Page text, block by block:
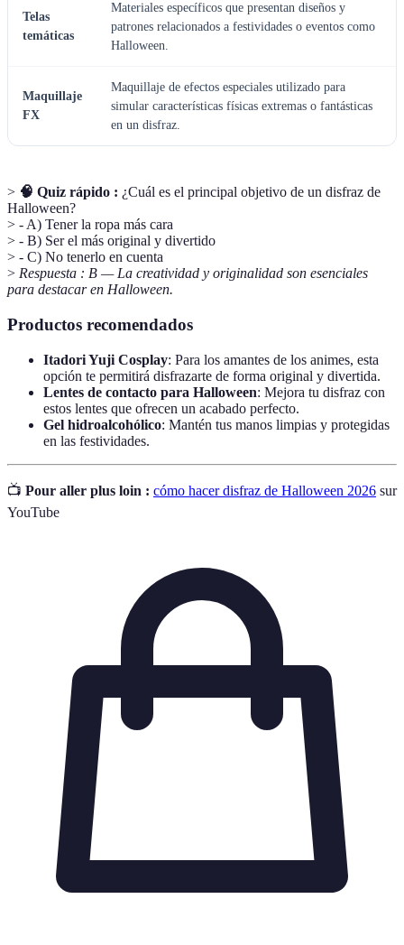
Telas
temáticas
Materiales específicos que presentan diseños y
patrones relacionados a festividades o eventos como
Halloween.
Maquillaje
FX
Maquillaje de efectos especiales utilizado para
simular características físicas extremas o fantásticas
en un disfraz.
> 🧠 Quiz rápido : ¿Cuál es el principal objetivo de un disfraz de
Halloween?
> - A) Tener la ropa más cara
> - B) Ser el más original y divertido
> - C) No tenerlo en cuenta
> Respuesta : B — La creatividad y originalidad son esenciales
para destacar en Halloween.
Productos recomendados
Itadori Yuji Cosplay: Para los amantes de los animes, esta
opción te permitirá disfrazarte de forma original y divertida.
Lentes de contacto para Halloween: Mejora tu disfraz con
estos lentes que ofrecen un acabado perfecto.
Gel hidroalcohólico: Mantén tus manos limpias y protegidas
en las festividades.
📺 Pour aller plus loin : cómo hacer disfraz de Halloween 2026 sur
YouTube